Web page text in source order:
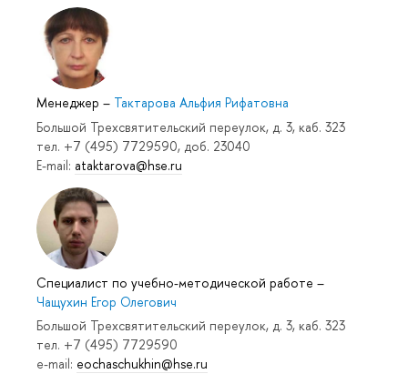
Менеджер – Тактарова Альфия Рифатовна
Большой Трехсвятительский переулок, д. 3, каб. 323
тел. +7 (495) 7729590, доб. 23040
E-mail: ataktarova@hse.ru
Специалист по учебно-методической работе –
Чащухин Егор Олегович
Большой Трехсвятительский переулок, д. 3, каб. 323
тел. +7 (495) 7729590
e-mail: eochaschukhin@hse.ru